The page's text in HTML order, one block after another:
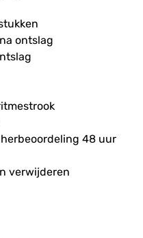
ontslag
48 uur
verwijderen